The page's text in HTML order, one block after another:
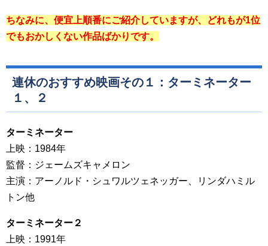
ちなみに、便宜上順番にご紹介していますが、どれもが1位
でもおかしくない作品ばかりです。
連休のおすすめ映画その１：ターミネーター
１、２
ターミネーター
上映：1984年
監督：ジェームズキャメロン
主演：アーノルド・シュワルツェネッガー、リンダハミル
トン他
ターミネーター２
上映：1991年